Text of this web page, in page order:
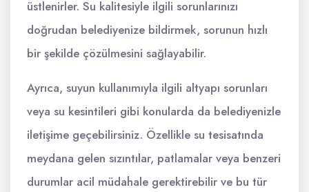
üstlenirler. Su kalitesiyle ilgili sorunlarınızı
doğrudan belediyenize bildirmek, sorunun hızlı
bir şekilde çözülmesini sağlayabilir.
Ayrıca, suyun kullanımıyla ilgili altyapı sorunları
veya su kesintileri gibi konularda da belediyenizle
iletişime geçebilirsiniz. Özellikle su tesisatında
meydana gelen sızıntılar, patlamalar veya benzeri
durumlar acil müdahale gerektirebilir ve bu tür